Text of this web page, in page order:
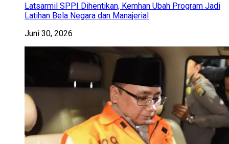
Latsarmil SPPI Dihentikan, Kemhan Ubah Program Jadi
Latihan Bela Negara dan Manajerial
Juni 30, 2026